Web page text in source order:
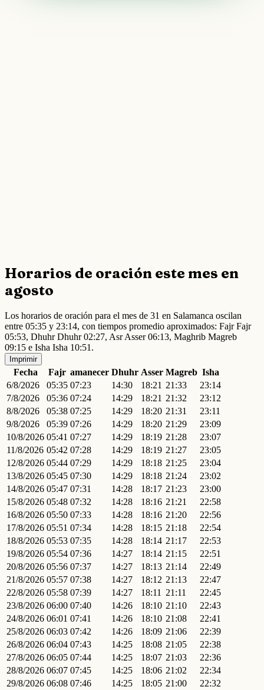
Horarios de oración este mes en
agosto
Los horarios de oración para el mes de 31 en Salamanca oscilan
entre 05:35 y 23:14, con tiempos promedio aproximados: Fajr Fajr
05:53, Dhuhr Dhuhr 02:27, Asr Asser 06:13, Maghrib Magreb
09:15 e Isha Isha 10:51.
Imprimir
Fecha Fajr amanecer Dhuhr Asser Magreb Isha
6/8/2026
05:35 07:23 14:30 18:21 21:33
23:14
7/8/2026
05:36 07:24 14:29 18:21 21:32
23:12
8/8/2026
05:38 07:25 14:29 18:20 21:31
23:11
9/8/2026
05:39 07:26 14:29 18:20 21:29
23:09
10/8/2026 05:41 07:27 14:29 18:19 21:28
23:07
11/8/2026 05:42 07:28 14:29 18:19 21:27
23:05
12/8/2026 05:44 07:29 14:29 18:18 21:25
23:04
13/8/2026 05:45 07:30 14:29 18:18 21:24
23:02
14/8/2026 05:47 07:31 14:28 18:17 21:23
23:00
15/8/2026 05:48 07:32 14:28 18:16 21:21
22:58
16/8/2026 05:50 07:33 14:28 18:16 21:20
22:56
17/8/2026 05:51 07:34 14:28 18:15 21:18
22:54
18/8/2026 05:53 07:35 14:28 18:14 21:17
22:53
19/8/2026 05:54 07:36 14:27 18:14 21:15
22:51
20/8/2026 05:56 07:37 14:27 18:13 21:14
22:49
21/8/2026 05:57 07:38 14:27 18:12 21:13
22:47
22/8/2026 05:58 07:39 14:27 18:11 21:11
22:45
23/8/2026 06:00 07:40 14:26 18:10 21:10
22:43
24/8/2026 06:01 07:41 14:26 18:10 21:08
22:41
25/8/2026 06:03 07:42 14:26 18:09 21:06
22:39
26/8/2026 06:04 07:43 14:25 18:08 21:05
22:38
27/8/2026 06:05 07:44 14:25 18:07 21:03
22:36
28/8/2026 06:07 07:45 14:25 18:06 21:02
22:34
29/8/2026 06:08 07:46 14:25 18:05 21:00
22:32